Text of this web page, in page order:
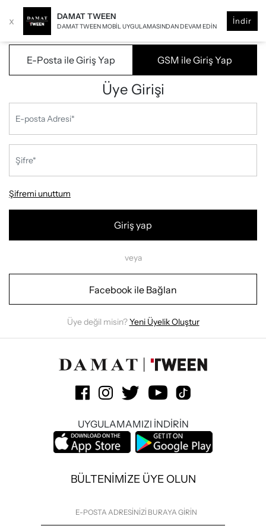
x DAMAT TWEEN
DAMAT TWEEN MOBIL UYGULAMASINDAN DEVAM EDIN
İndir
E-Posta ile Giriş Yap GSM ile Giriş Yap
Üye Girişi
Şifremi unuttum
Giriş yap
veya
Facebook ile Bağlan
Üye değil misin?Yeni Üyelik Oluştur
UYGULAMAMIZI İNDİRİN
BÜLTENİMİZE ÜYE OLUN